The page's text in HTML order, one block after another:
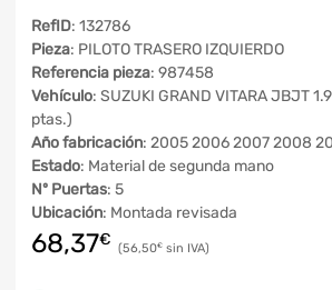
RefID: 132786
Pieza: PILOTO TRASERO IZQUIERDO
Referencia pieza: 987458
Vehículo: SUZUKI GRAND VITARA JBJT
ptas.)
Año fabricación: 2005 2006 2007 2008
Estado: Material de segunda mano
Nº Puertas: 5
Ubicación: Montada revisada
68,37€ 56,50€